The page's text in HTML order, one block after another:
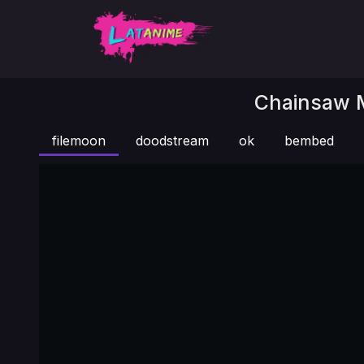
Chainsaw
filemoon doodstream ok bembed